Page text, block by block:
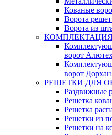
Кованые
Ворота
Ворота из
ворот
ворот Дорхан
РЕШЕТКИ ДЛЯ
Раздвижные
Решетка
Решетка
Решетки из
Решетки на